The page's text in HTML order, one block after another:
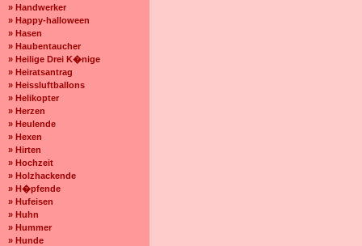
» Handwerker
» Happy-halloween
» Hasen
» Haubentaucher
» Heilige Drei K�nige
» Heiratsantrag
» Heissluftballons
» Helikopter
» Herzen
» Heulende
» Hexen
» Hirten
» Hochzeit
» Holzhackende
» H�pfende
» Hufeisen
» Huhn
» Hummer
» Hunde